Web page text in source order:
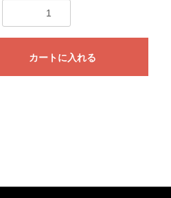
カートに入れる